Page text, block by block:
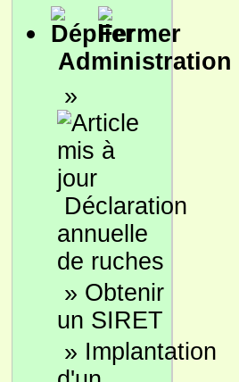
Administration
»
Déclaration
annuelle
de ruches
» Obtenir
un SIRET
» Implantation